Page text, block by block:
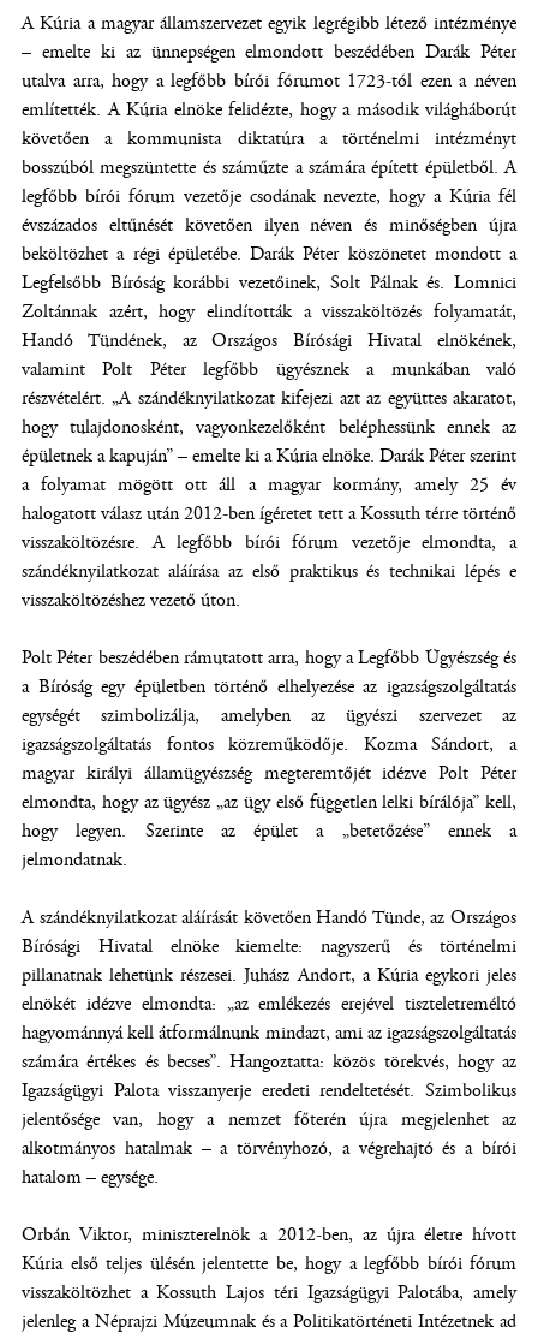
A Kúria a magyar államszervezet egyik legrégibb létező intézménye
– emelte ki az ünnepségen elmondott beszédében Darák Péter
utalva arra, hogy a legfőbb bírói fórumot 1723-tól ezen a néven
említették. A Kúria elnöke felidézte, hogy a második világháborút
követően a kommunista diktatúra a történelmi intézményt
bosszúból megszüntette és száműzte a számára épített épületből. A
legfőbb bírói fórum vezetője csodának nevezte, hogy a Kúria fél
évszázados eltűnését követően ilyen néven és minőségben újra
beköltözhet a régi épületébe. Darák Péter köszönetet mondott a
Legfelsőbb Bíróság korábbi vezetőinek, Solt Pálnak és. Lomnici
Zoltánnak azért, hogy elindították a visszaköltözés folyamatát,
Handó Tündének, az Országos Bírósági Hivatal elnökének,
valamint Polt Péter legfőbb ügyésznek a munkában való
részvételért. „A szándéknyilatkozat kifejezi azt az együttes akaratot,
hogy tulajdonosként, vagyonkezelőként beléphessünk ennek az
épületnek a kapuján” – emelte ki a Kúria elnöke. Darák Péter szerint
a folyamat mögött ott áll a magyar kormány, amely 25 év
halogatott válasz után 2012-ben ígéretet tett a Kossuth térre történő
visszaköltözésre. A legfőbb bírói fórum vezetője elmondta, a
szándéknyilatkozat aláírása az első praktikus és technikai lépés e
visszaköltözéshez vezető úton.
Polt Péter beszédében rámutatott arra, hogy a Legfőbb Ügyészség és
a Bíróság egy épületben történő elhelyezése az igazságszolgáltatás
egységét szimbolizálja, amelyben az ügyészi szervezet az
igazságszolgáltatás fontos közreműködője. Kozma Sándort, a
magyar királyi államügyészség megteremtőjét idézve Polt Péter
elmondta, hogy az ügyész „az ügy első független lelki bírálója” kell,
hogy legyen. Szerinte az épület a „betetőzése” ennek a
jelmondatnak.
A szándéknyilatkozat aláírását követően Handó Tünde, az Országos
Bírósági Hivatal elnöke kiemelte: nagyszerű és történelmi
pillanatnak lehetünk részesei. Juhász Andort, a Kúria egykori jeles
elnökét idézve elmondta: „az emlékezés erejével tiszteletreméltó
hagyománnyá kell átformálnunk mindazt, ami az igazságszolgáltatás
számára értékes és becses”. Hangoztatta: közös törekvés, hogy az
Igazságügyi Palota visszanyerje eredeti rendeltetését. Szimbolikus
jelentősége van, hogy a nemzet főterén újra megjelenhet az
alkotmányos hatalmak – a törvényhozó, a végrehajtó és a bírói
hatalom – egysége.
Orbán Viktor, miniszterelnök a 2012-ben, az újra életre hívott
Kúria első teljes ülésén jelentette be, hogy a legfőbb bírói fórum
visszaköltözhet a Kossuth Lajos téri Igazságügyi Palotába, amely
jelenleg a Néprajzi Múzeumnak és a Politikatörténeti Intézetnek ad